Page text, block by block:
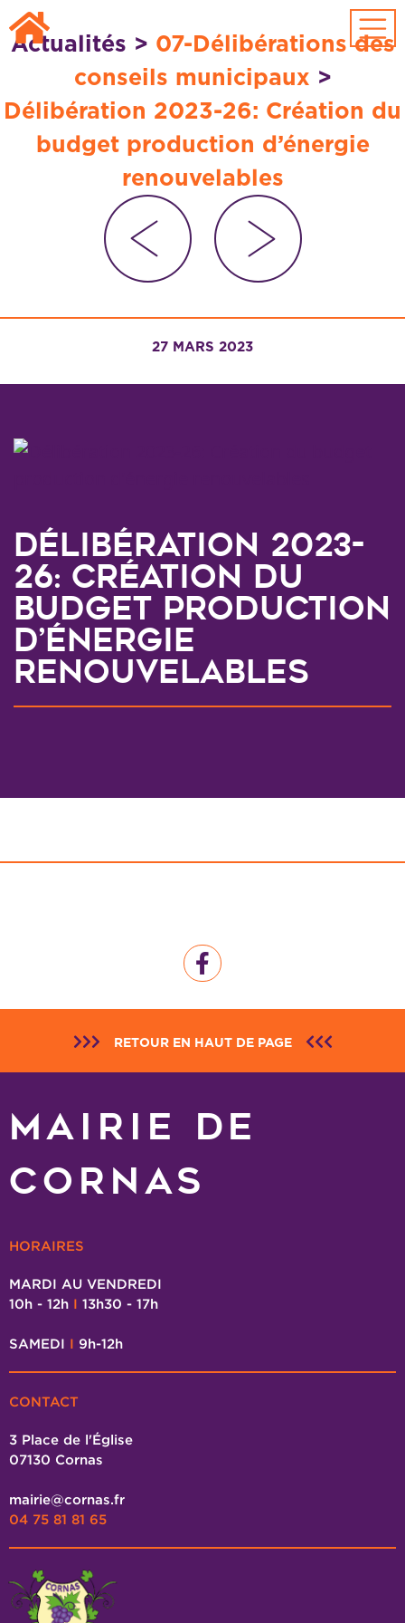
Passer au contenu principal
Actualités > 07-Délibérations des
conseils municipaux >
Délibération 2023-26: Création du
budget production d’énergie
renouvelables
27 MARS 2023
Délibération 2023-
26: Création du
budget production
d’énergie
renouvelables
RETOUR EN HAUT DE PAGE
MAIRIE DE
CORNAS
HORAIRES
MARDI AU VENDREDI
10h - 12h I 13h30 - 17h
SAMEDI I 9h-12h
CONTACT
3 Place de l'Église
07130 Cornas
mairie@cornas.fr
04 75 81 81 65